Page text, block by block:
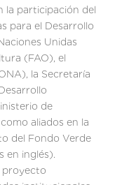
la participación del
para el Desarrollo
Unidas
(FAO), el
la Secretaría
de
aliados en la
del Fondo Verde
en inglés).
proyecto